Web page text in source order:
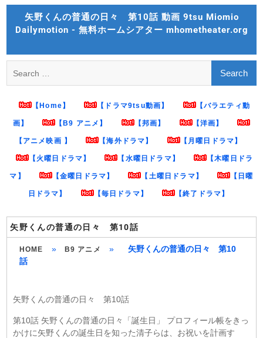
Skip
content
矢野くんの普通の日々 第10話 動画 9tsu Miomio
Dailymotion - 無料ホームシアター mhometheater.org
for:
【Home】 【ドラマ9tsu動画】 【バラエティ動
画】 【B9 アニメ】 【邦画】 【洋画】
【アニメ映画 】 【海外ドラマ】 【月曜日ドラマ】
【火曜日ドラマ】 【水曜日ドラマ】 【木曜日ドラ
マ】 【金曜日ドラマ】 【土曜日ドラマ】 【日曜
日ドラマ】 【毎日ドラマ】 【終了ドラマ】
矢野くんの普通の日々 第10話
HOME » B9 アニメ »
矢野くんの普通の日々 第10
話
矢野くんの普通の日々 第10話
第10話 矢野くんの普通の日々「誕生日」 プロフィール帳をきっ
かけに矢野くんの誕生日を知った清子らは、お祝いを計画す